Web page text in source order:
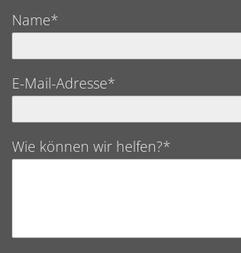
Name*
E-Mail-Adresse*
Wie können wir helfen?*